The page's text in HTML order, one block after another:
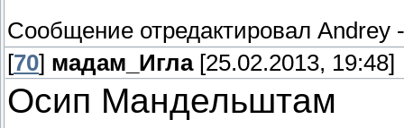
Сообщение отредактировал Andrey
[70] мадам_Игла[25.02.2013, 19:48]
Осип Мандельштам